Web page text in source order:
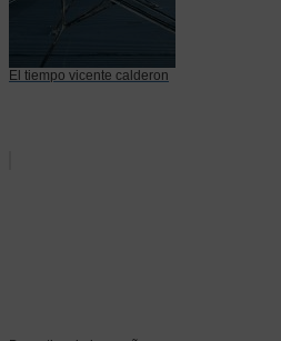
El tiempo vicente calderon